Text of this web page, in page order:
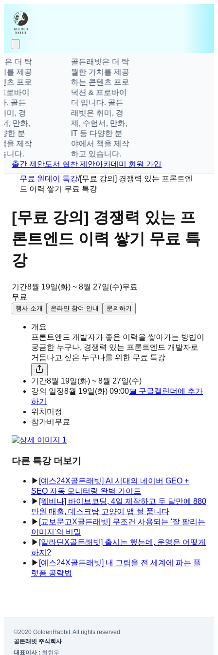
은 더 탁
를 제공
츠 프로
로바이
. 골든
미, 경
, 만화,
한 분
을 제작
니다.
골든래빗은 더 탁
월한 가치를 제공
하는 콘텐츠 프로
덕션 & 프로바이
더 입니다. 골든
래빗은 취미, 경
제, 수험서, 만화,
IT 등 다양한 분
야에서 책을 제작
하고 있습니다.
출간 제안도서 협찬 제안아카데미 회원 가입
무료 원데이 특강/[무료 강의] 경쟁력 있는 프론트엔
드 이력 쌓기 무료 특강
[무료 강의] 경쟁력 있는 프
론트엔드 이력 쌓기 무료 특
강
기간8월 19일(화) ~ 8월 27일(수)무료
무료
행사 소개 온라인 참여 안내 문의하기
개요
프론트엔드 개발자가 좋은 이력을 쌓아가는 방법이
궁금한 누구나, 경쟁력 있는 프론트엔드 개발자로
거듭나고 싶은 누구나를 위한 무료 특강
기간8월 19일(화) ~ 8월 27일(수)
강의 일정8월 19일(화) 09:00📅 구글캘린더에 추가
하기
위치 미정
참가비 무료
다른 특강 더보기
▶ [예스24X골든래빗] AI 시대의 네이버 GEO +
SEO 자동 모니터링 완벽 가이드
▶ [웨비나] 바이브코딩, 4일 제작하고 두 달만에 880
만원 매출, 데스크탑 고양이 앱 썰 풉니다
▶ [교보문고X골든래빗] 무조건 사용되는 '잘 팔리는
이미지'의 비밀
▶ [알라딘X골든래빗] 출시는 했는데, 운영은 어떻게
하지?
▶ [예스24X골든래빗] 내 그림을 전 세계에 파는 플
랫폼 공략법
©2020 GoldenRabbit. All rights reserved.
골든래빗 주식회사
대표이사 : 최현우